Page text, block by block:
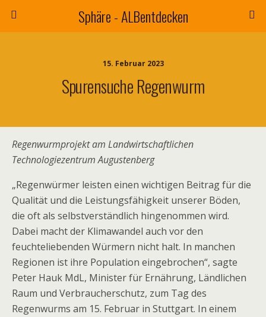
Sphäre - ALBentdecken
15. Februar 2023
Spurensuche Regenwurm
Regenwurmprojekt am Landwirtschaftlichen
Technologiezentrum Augustenberg
„Regenwürmer leisten einen wichtigen Beitrag für die
Qualität und die Leistungsfähigkeit unserer Böden,
die oft als selbstverständlich hingenommen wird.
Dabei macht der Klimawandel auch vor den
feuchteliebenden Würmern nicht halt. In manchen
Regionen ist ihre Population eingebrochen“, sagte
Peter Hauk MdL, Minister für Ernährung, Ländlichen
Raum und Verbraucherschutz, zum Tag des
Regenwurms am 15. Februar in Stuttgart. In einem